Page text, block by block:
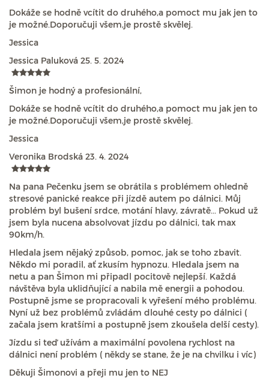
Dokáže se hodně vcítit do druhého,a pomoct mu jak jen to
je možné.Doporučuji všem,je prostě skvělej.
Jessica
Jessica Paluková 25. 5. 2024
Šimon je hodný a profesionální,
Dokáže se hodně vcítit do druhého,a pomoct mu jak jen to
je možné.Doporučuji všem,je prostě skvělej.
Jessica
Veronika Brodská 23. 4. 2024
Na pana Pečenku jsem se obrátila s problémem ohledně
stresové panické reakce při jízdě autem po dálnici. Můj
problém byl bušení srdce, motání hlavy, závratě... Pokud už
jsem byla nucena absolvovat jízdu po dálnici, tak max
90km/h.
Hledala jsem nějaký způsob, pomoc, jak se toho zbavit.
Někdo mi poradil, ať zkusím hypnozu. Hledala jsem na
netu a pan Šimon mi připadl pocitově nejlepší. Každá
návštěva byla uklidňující a nabila mě energii a pohodou.
Postupně jsme se propracovali k vyřešení mého problému.
Nyní už bez problémů zvládám dlouhé cesty po dálnici (
začala jsem kratšími a postupně jsem zkoušela delší cesty).
Jízdu si teď užívám a maximální povolena rychlost na
dálnici není problém ( někdy se stane, že je na chvilku i víc)
Děkuji Šimonovi a přeji mu jen to NEJ